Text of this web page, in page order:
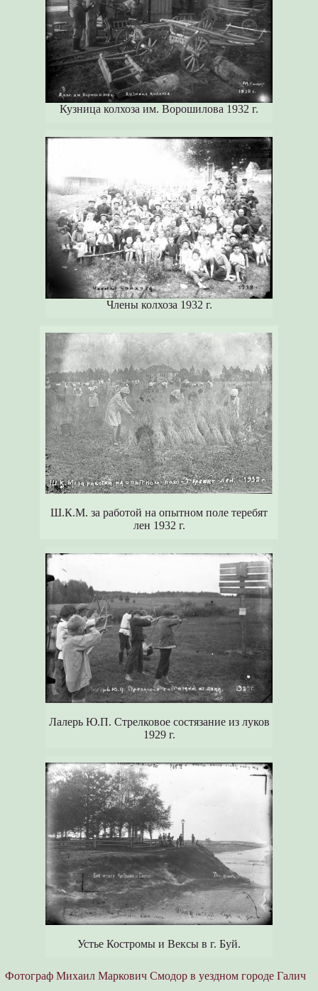
Кузница колхоза им. Ворошилова 1932 г.
Члены колхоза 1932 г.
Ш.К.М. за работой на опытном поле теребят
лен 1932 г.
Лалерь Ю.П. Стрелковое состязание из луков
1929 г.
Устье Костромы и Вексы в г. Буй.
Фотограф Михаил Маркович Смодор в уездном городе Галич